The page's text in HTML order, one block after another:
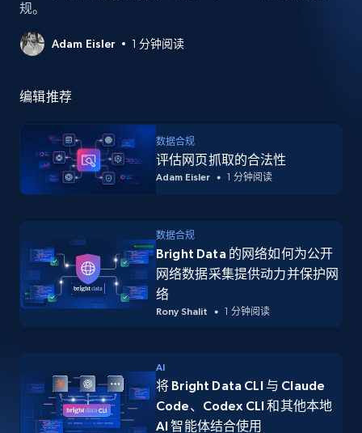
规。
Adam Eisler 1 分钟阅读
编辑推荐
数据合规
评估网页抓取的合法性
Adam Eisler 1 分钟阅读
数据合规
Bright Data 的网络如何为公开
网络数据采集提供动力并保护网
络
Rony Shalit 1 分钟阅读
AI
将 Bright Data CLI 与 Claude
Code、Codex CLI 和其他本地
AI 智能体结合使用